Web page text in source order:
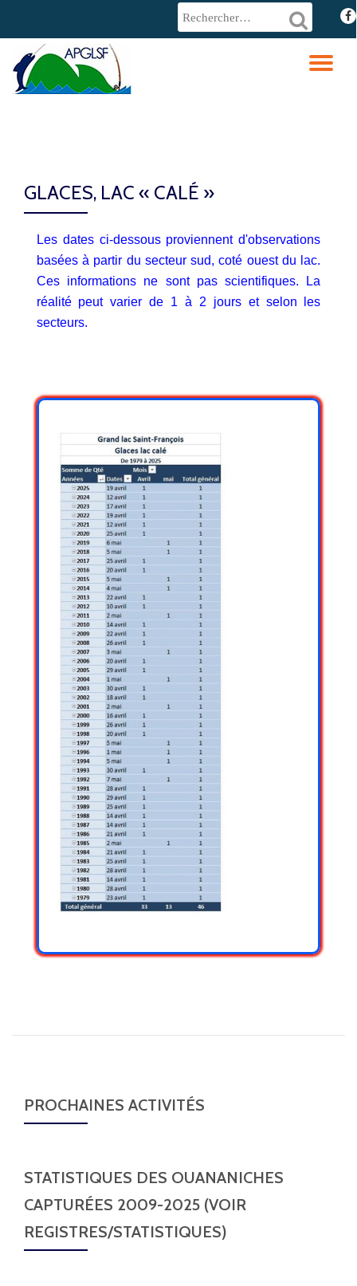
Aller
contenu
fa-
GLACES, LAC « CALÉ »
Les dates ci-dessous proviennent d'observations
basées à partir du secteur sud, coté ouest du lac.
Ces informations ne sont pas scientifiques. La
réalité peut varier de 1 à 2 jours et selon les
secteurs.
PROCHAINES ACTIVITÉS
STATISTIQUES DES OUANANICHES
CAPTURÉES 2009-2025 (VOIR
REGISTRES/STATISTIQUES)